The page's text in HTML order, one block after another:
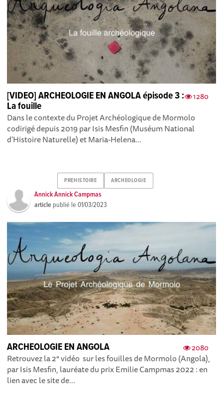
1280
[VIDEO] ARCHEOLOGIE EN ANGOLA épisode 3 :
La fouille
Dans le contexte du Projet Archéologique de Mormolo
codirigé depuis 2019 par Isis Mesfin (Muséum National
d’Histoire Naturelle) et Maria-Helena...
PREHISTOIRE ARCHEOLOGIE
Annick Annick Campmas
article publié le01/03/2023
2080
ARCHEOLOGIE EN ANGOLA
Retrouvez la 2° vidéo sur les fouilles de Mormolo (Angola),
par Isis Mesfin, lauréate du prix Emilie Campmas 2022 : en
lien avec le site de...